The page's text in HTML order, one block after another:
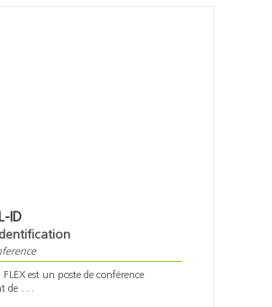
ID
FLEX est un poste de conférence
de . . .